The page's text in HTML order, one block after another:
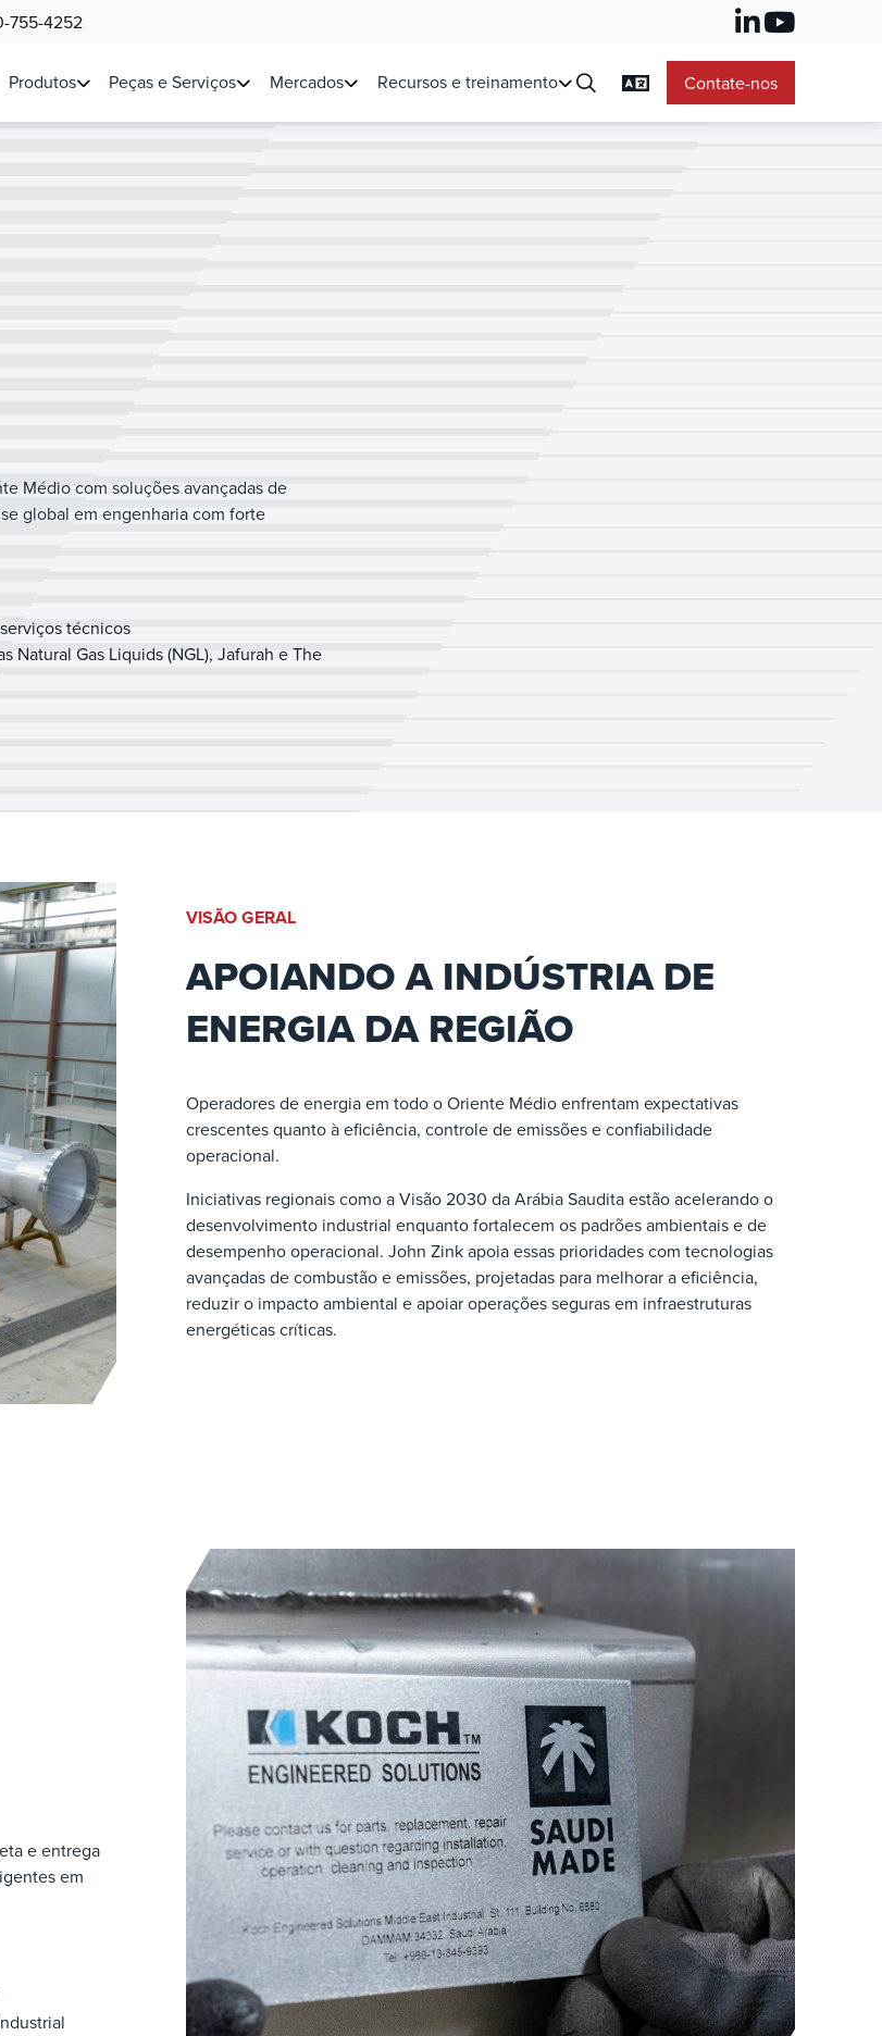
755-4252
Produtos Peças e Serviços Mercados Recursos e treinamento Contate-nos
Médio com soluções avançadas de
global em engenharia com forte
técnicos
Natural Gas Liquids (NGL), Jafurah e The
VISÃO GERAL
APOIANDO A INDÚSTRIA DE
ENERGIA DA REGIÃO
Operadores de energia em todo o Oriente Médio enfrentam expectativas
crescentes quanto à eficiência, controle de emissões e confiabilidade
operacional.
Iniciativas regionais como a Visão 2030 da Arábia Saudita estão acelerando o
desenvolvimento industrial enquanto fortalecem os padrões ambientais e de
desempenho operacional. John Zink apoia essas prioridades com tecnologias
avançadas de combustão e emissões, projetadas para melhorar a eficiência,
reduzir o impacto ambiental e apoiar operações seguras em infraestruturas
energéticas críticas.
e entrega
em